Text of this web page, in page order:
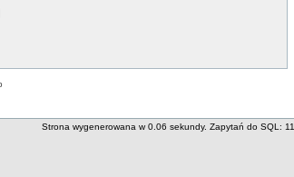
Strona wygenerowana w 0.06 sekundy. Zapytań do SQL: 11